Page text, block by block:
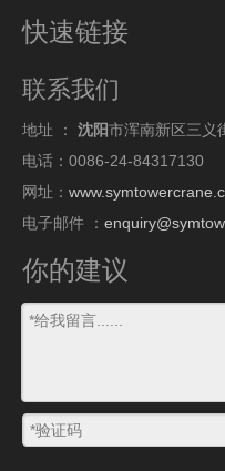
快速链接
联系我们
地址 ： 沈阳市浑南新区三义
电话：0086-24-84317130
网址：
电子邮件 ：
你的建议